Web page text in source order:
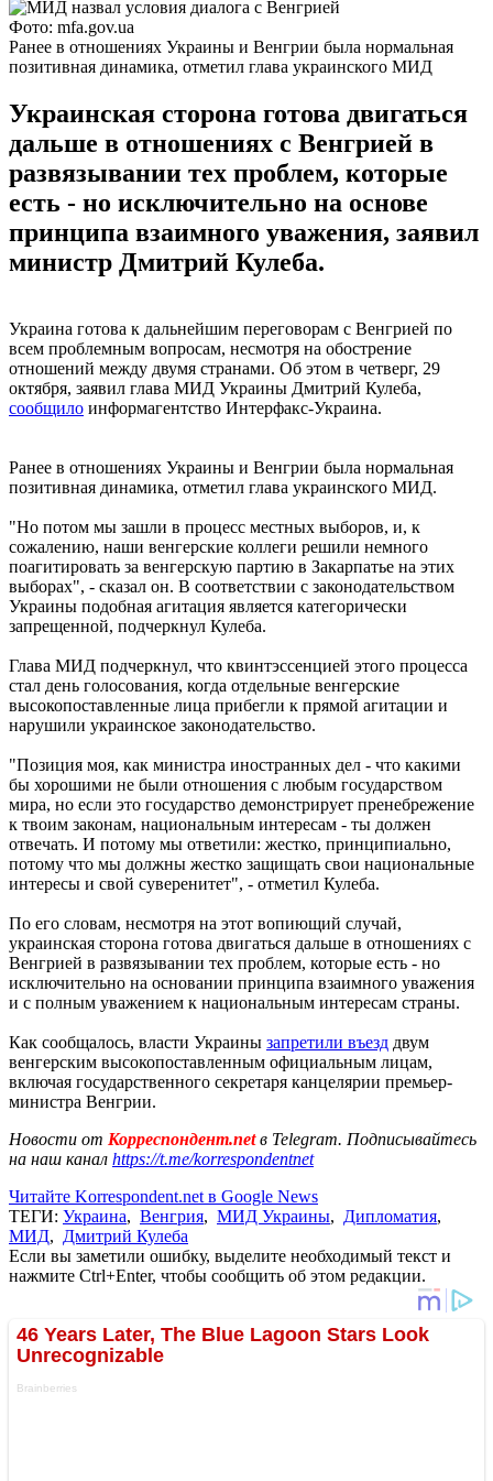
Фото: mfa.gov.ua
Ранее в отношениях Украины и Венгрии была нормальная
позитивная динамика, отметил глава украинского МИД
Украинская сторона готова двигаться
дальше в отношениях с Венгрией в
развязывании тех проблем, которые
есть - но исключительно на основе
принципа взаимного уважения, заявил
министр Дмитрий Кулеба.
Украина готова к дальнейшим переговорам с Венгрией по
всем проблемным вопросам, несмотря на обострение
отношений между двумя странами. Об этом в четверг, 29
октября, заявил глава МИД Украины Дмитрий Кулеба,
сообщило информагентство Интерфакс-Украина.
Ранее в отношениях Украины и Венгрии была нормальная
позитивная динамика, отметил глава украинского МИД.
"Но потом мы зашли в процесс местных выборов, и, к
сожалению, наши венгерские коллеги решили немного
поагитировать за венгерскую партию в Закарпатье на этих
выборах", - сказал он. В соответствии с законодательством
Украины подобная агитация является категорически
запрещенной, подчеркнул Кулеба.
Глава МИД подчеркнул, что квинтэссенцией этого процесса
стал день голосования, когда отдельные венгерские
высокопоставленные лица прибегли к прямой агитации и
нарушили украинское законодательство.
"Позиция моя, как министра иностранных дел - что какими
бы хорошими не были отношения с любым государством
мира, но если это государство демонстрирует пренебрежение
к твоим законам, национальным интересам - ты должен
отвечать. И потому мы ответили: жестко, принципиально,
потому что мы должны жестко защищать свои национальные
интересы и свой суверенитет", - отметил Кулеба.
По его словам, несмотря на этот вопиющий случай,
украинская сторона готова двигаться дальше в отношениях с
Венгрией в развязывании тех проблем, которые есть - но
исключительно на основании принципа взаимного уважения
и с полным уважением к национальным интересам страны.
Как сообщалось, власти Украины запретили въезд двум
венгерским высокопоставленным официальным лицам,
включая государственного секретаря канцелярии премьер-
министра Венгрии.
Новости от Корреспондент.netв Telegram. Подписывайтесь
на наш канал https://t.me/korrespondentnet
Читайте Korrespondent.net в Google News
ТЕГИ: Украина, Венгрия, МИД Украины, Дипломатия,
МИД, Дмитрий Кулеба
Если вы заметили ошибку, выделите необходимый текст и
нажмите Ctrl+Enter, чтобы сообщить об этом редакции.